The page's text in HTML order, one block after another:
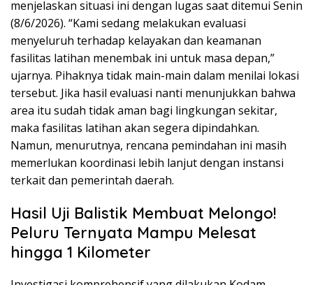
menjelaskan situasi ini dengan lugas saat ditemui Senin
(8/6/2026). “Kami sedang melakukan evaluasi
menyeluruh terhadap kelayakan dan keamanan
fasilitas latihan menembak ini untuk masa depan,”
ujarnya. Pihaknya tidak main-main dalam menilai lokasi
tersebut. Jika hasil evaluasi nanti menunjukkan bahwa
area itu sudah tidak aman bagi lingkungan sekitar,
maka fasilitas latihan akan segera dipindahkan.
Namun, menurutnya, rencana pemindahan ini masih
memerlukan koordinasi lebih lanjut dengan instansi
terkait dan pemerintah daerah.
Hasil Uji Balistik Membuat Melongo!
Peluru Ternyata Mampu Melesat
hingga 1 Kilometer